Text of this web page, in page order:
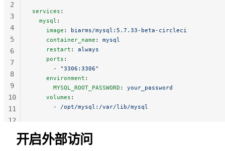
services :
  mysql
:
    image
:
biarms/mysql:5.7.33-beta-circleci
    container_name
: mysql
    restart
: always
    ports
:
      -
"3306:3306"
    environment
:
      MYSQL_ROOT_PASSWORD
: your_password
    volumes
:
      -
/opt/mysql:/var/lib/mysql
2
3
4
5
6
7
8
9
10
11
12
开启外部访问